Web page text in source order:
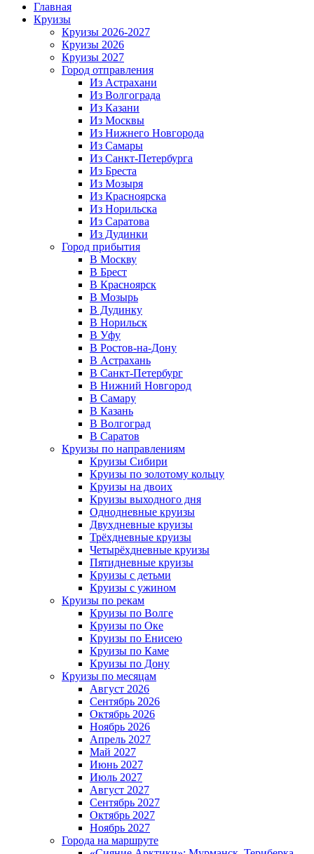
Главная
Круизы
Круизы 2026-2027
Круизы 2026
Круизы 2027
Город отправления
Из Астрахани
Из Волгограда
Из Казани
Из Москвы
Из Нижнего Новгорода
Из Самары
Из Санкт-Петербурга
Из Бреста
Из Мозыря
Из Красноярска
Из Норильска
Из Саратова
Из Дудинки
Город прибытия
В Москву
В Брест
В Красноярск
В Мозырь
В Дудинку
В Норильск
В Уфу
В Ростов-на-Дону
В Астрахань
В Санкт-Петербург
В Нижний Новгород
В Самару
В Казань
В Волгоград
В Саратов
Круизы по направлениям
Круизы Сибири
Круизы по золотому кольцу
Круизы на двоих
Круизы выходного дня
Однодневные круизы
Двухдневные круизы
Трёхдневные круизы
Четырёхдневные круизы
Пятидневные круизы
Круизы с детьми
Круизы с ужином
Круизы по рекам
Круизы по Волге
Круизы по Оке
Круизы по Енисею
Круизы по Каме
Круизы по Дону
Круизы по месяцам
Август 2026
Сентябрь 2026
Октябрь 2026
Ноябрь 2026
Апрель 2027
Май 2027
Июнь 2027
Июль 2027
Август 2027
Сентябрь 2027
Октябрь 2027
Ноябрь 2027
Города на маршруте